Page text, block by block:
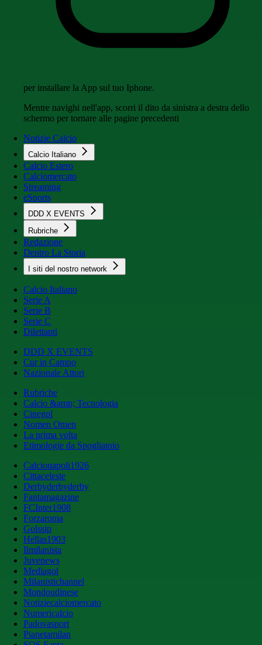
per installare la App sul tuo Iphone.
Mentre navighi nell'app, scorri il dito da sinistra a destra dello
schermo per tornare alle pagine precedenti
Notizie Calcio
Calcio Italiano
Calcio Estero
Calciomercato
Streaming
eSports
DDD X EVENTS
Rubriche
Redazione
Dentro La Storia
I siti del nostro network
Calcio Italiano
Serie A
Serie B
Serie C
Dilettanti
DDD X EVENTS
Cur in Campo
Nazionale Attori
Rubriche
Calcio &amp; Tecnologia
Cinegol
Nomen Omen
La prima volta
Etimologie da Spogliatoio
Calcionapoli1926
Cittaceleste
Derbyderbyderby
Fantamagazine
FCInter1908
Forzaroma
Golssip
Hellas1903
Ilmilanista
Juvenews
Mediagol
Milanistichannel
Mondoudinese
Notiziecalciomercato
Numericalcio
Padovasport
Pianetamilan